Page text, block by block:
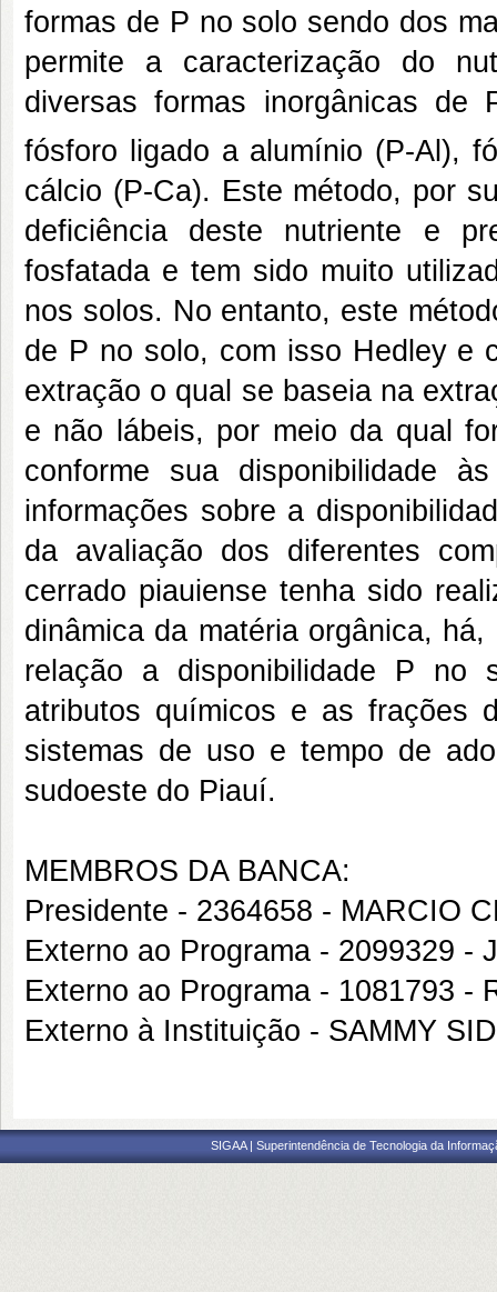
formas de P no solo sendo dos
permite a caracterização do
diversas formas inorgânicas de
fósforo ligado a alumínio (P-Al),
cálcio (P-Ca). Este método, por
deficiência deste nutriente e
fosfatada e tem sido muito
nos solos. No entanto, este
de P no solo, com isso Hedley e
extração o qual se baseia na
e não lábeis, por meio da qual
conforme sua disponibilidade
informações sobre a
da avaliação dos diferentes
cerrado piauiense tenha sido
dinâmica da matéria orgânica,
relação a disponibilidade P no
atributos químicos e as frações
sistemas de uso e tempo de
sudoeste do Piauí.
MEMBROS DA BANCA:
Presidente - 2364658 - MARCIO
Externo ao Programa - 2099329 -
Externo ao Programa - 1081793 -
Externo à Instituição - SAMMY
SIGAA | Superintendência de Tecnologia da